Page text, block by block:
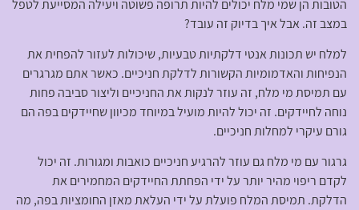
הטובות הן שמי מלח יכולים להיות תרופה פשוטה ויעילה המסייעת לטפל
במצב זה. אבל איך בדיוק זה עובד?
למלח יש תכונות אנטי דלקתיות טבעיות, שיכולות לעזור להפחית את
הנפיחות והאדמומיות הקשורות לדלקת חניכיים. כאשר אתם מגרגרים
עם תמיסת מי מלח, זה עוזר לנקות את החניכיים וליצור סביבה פחות
נוחה לחיידקים. זה יכול להיות מועיל במיוחד מכיוון שחיידקים בפה הם
גורם עיקרי למחלות חניכיים.
גרגור עם מי מלח גם עוזר להרגיע חניכיים כואבות ומגורות. זה יכול
לקדם ריפוי מהיר יותר על ידי הפחתת החיידקים המחמירים את
הדלקת. תמיסת המלח פועלת על ידי העלאת מאזן החומציות בפה, מה